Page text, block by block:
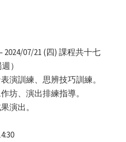
2024/07/21 (四) 課程共十七
）
演訓練、思辨技巧訓練。
坊、演出排練指導。
演出。